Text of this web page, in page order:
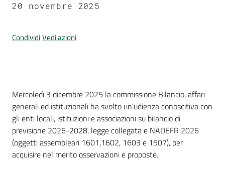
20 novembre 2025
CondividiVedi azioni
Introduzione
Mercoledì 3 dicembre 2025 la commissione Bilancio, affari
generali ed istituzionali ha svolto un'udienza conoscitiva con
gli enti locali, istituzioni e associazioni su bilancio di
previsione 2026-2028, legge collegata e NADEFR 2026
(oggetti assembleari 1601,1602, 1603 e 1507), per
acquisire nel merito osservazioni e proposte.